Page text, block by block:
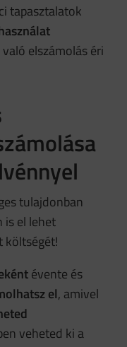
tapasztalatok
elszámolás éri
tulajdonban
is el lehet
költségét!
évente és
el, amivel
veheted ki a